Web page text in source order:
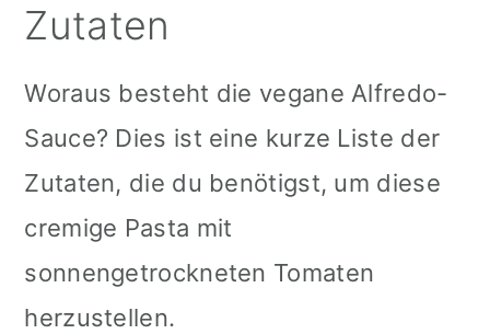
Zutaten
Woraus besteht die vegane Alfredo-
Sauce? Dies ist eine kurze Liste der
Zutaten, die du benötigst, um diese
cremige Pasta mit
sonnengetrockneten Tomaten
herzustellen.